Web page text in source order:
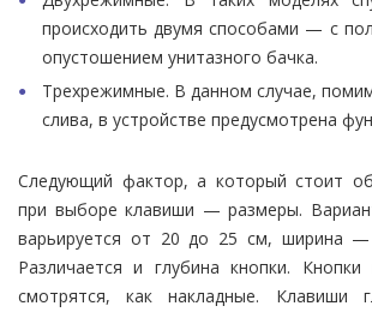
происходить двумя способами — с
опустошением унитазного бачка.
Трехрежимные. В данном случае,
слива, в устройстве предусмотрена
Следующий фактор, а который стоит
при выборе клавиши — размеры.
варьируется от 20 до 25 см, ширина
Различается и глубина кнопки.
смотрятся, как накладные. Клавиши